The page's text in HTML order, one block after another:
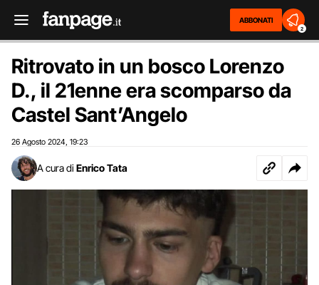
ABBONATI
2
Ritrovato in un bosco Lorenzo
D., il 21enne era scomparso da
Castel Sant’Angelo
26 Agosto 2024 19:23
A cura di Enrico Tata